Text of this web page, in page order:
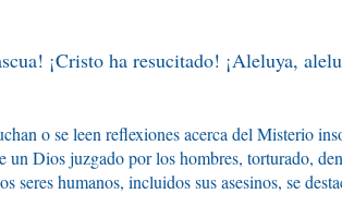
¡Cristo ha resucitado! ¡Aleluya,
o se leen reflexiones acerca del Misterio
un Dios juzgado por los hombres, torturado,
seres humanos, incluidos sus asesinos, se